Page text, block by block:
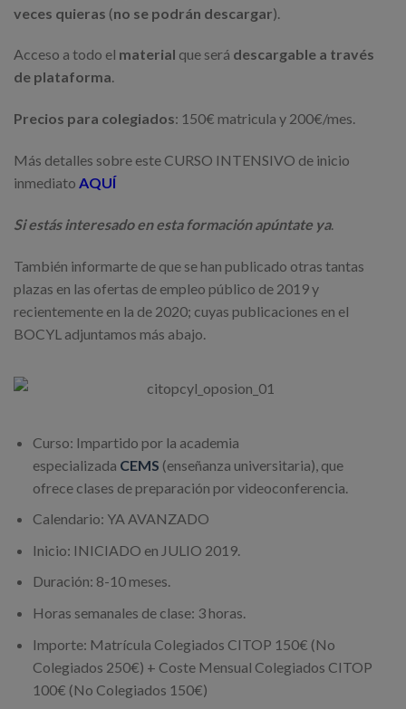
veces quieras (no se podrán descargar).
Acceso a todo el material que será descargable a través
de plataforma.
Precios para colegiados: 150€ matricula y 200€/mes.
Más detalles sobre este CURSO INTENSIVO de inicio
inmediato AQUÍ
Si estás interesado en esta formación apúntate ya.
También informarte de que se han publicado otras tantas
plazas en las ofertas de empleo público de 2019 y
recientemente en la de 2020; cuyas publicaciones en el
BOCYL adjuntamos más abajo.
Curso: Impartido por la academia
especializada CEMS (enseñanza universitaria), que
ofrece clases de preparación por videoconferencia.
Calendario: YA AVANZADO
Inicio: INICIADO en JULIO 2019.
Duración: 8-10 meses.
Horas semanales de clase: 3 horas.
Importe: Matrícula Colegiados CITOP 150€ (No
Colegiados 250€) + Coste Mensual Colegiados CITOP
100€ (No Colegiados 150€)